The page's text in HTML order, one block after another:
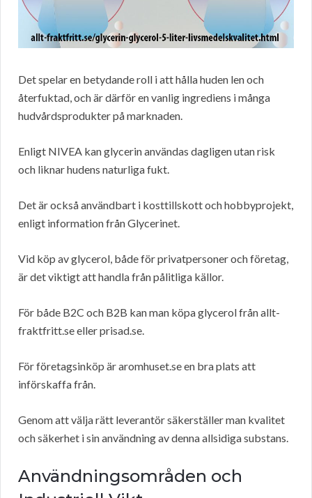
Det spelar en betydande roll i att hålla huden len och
återfuktad, och är därför en vanlig ingrediens i många
hudvårdsprodukter på marknaden.
Enligt NIVEA kan glycerin användas dagligen utan risk
och liknar hudens naturliga fukt.
Det är också användbart i kosttillskott och hobbyprojekt,
enligt information från Glycerinet.
Vid köp av glycerol, både för privatpersoner och företag,
är det viktigt att handla från pålitliga källor.
För både B2C och B2B kan man köpa glycerol från allt-
fraktfritt.se eller prisad.se.
För företagsinköp är aromhuset.se en bra plats att
införskaffa från.
Genom att välja rätt leverantör säkerställer man kvalitet
och säkerhet i sin användning av denna allsidiga substans.
Användningsområden och